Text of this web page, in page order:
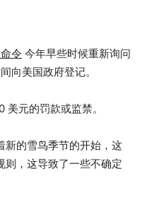
令 今年早些时候重新询问
向美国政府登记。
元的罚款或监禁。
新的雪鸟季节的开始，这
则，这导致了一些不确定